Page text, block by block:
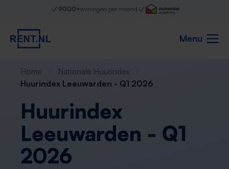
9000+woningen per maand
Menu
Home
Nationale Huurindex
Huurindex Leeuwarden - Q1 2026
Huurindex
Leeuwarden - Q1
2026